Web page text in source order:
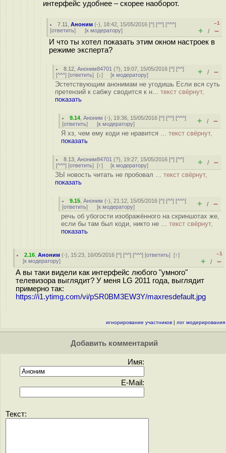
интерфейс удобнее – скорее наоборот.
7.11 ,Аноним (-), 18:42, 15/05/2016 [^] [^^] [^^^]
[ответить] [к модератору]
–1
+ / –
И что ты хотел показать этим окном настроек в
режиме эксперта?
8.12 ,Аноним84701 (?), 19:07, 15/05/2016 [^] [^^]
[^^^] [ответить] [↓] [к модератору] + / –
Эстетствующим анонимам не угодишь Если вся суть
претензий к сабжу сводится к н... текст свёрнут,
показать
9.14 ,Аноним (-), 19:36, 15/05/2016 [^] [^^] [^^^]
[ответить] [к модератору] + / –
Я хз, чем ему коди не нравится ... текст свёрнут,
показать
8.13 ,Аноним84701 (?), 19:27, 15/05/2016 [^] [^^]
[^^^] [ответить] [↑] [к модератору] + / –
ЗЫ новость читать не пробовал ... текст свёрнут,
показать
9.15 ,Аноним (-), 21:12, 15/05/2016 [^] [^^] [^^^]
[ответить] [к модератору] + / –
речь об убогости изображённого на скриншотах же,
если бы там был коди, никто не ... текст свёрнут,
показать
2.16 ,Аноним (-), 15:23, 16/05/2016 [^] [^^] [^^^] [ответить][↑]
[к модератору]
–1
+ / –
А вы таки видели как интерфейс любого "умного"
телевизора выглядит? У меня LG 2011 года, выглядит
примерно так:
https://i1.ytimg.com/vi/pSR0BM3EW3Y/maxresdefault.jpg
игнорирование участников | лог модерирования
Добавить комментарий
Имя:
E-Mail:
Текст: